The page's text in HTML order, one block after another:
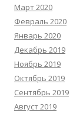
Март 2020
Февраль 2020
Январь 2020
Декабрь 2019
Ноябрь 2019
Октябрь 2019
Сентябрь 2019
Август 2019